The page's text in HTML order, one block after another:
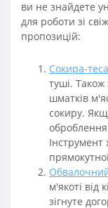
ви не знайдете
для роботи зі
пропозицій:
Сокира-
туші.
шматків
сокиру.
оброблення
м'якоті від
зігнуте